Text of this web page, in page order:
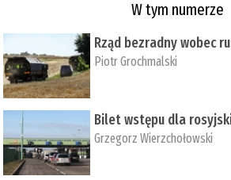
W tym numerze
Rząd bezradny wobec
Piotr Grochmalski
Bilet wstępu dla
Grzegorz Wierzchołowski